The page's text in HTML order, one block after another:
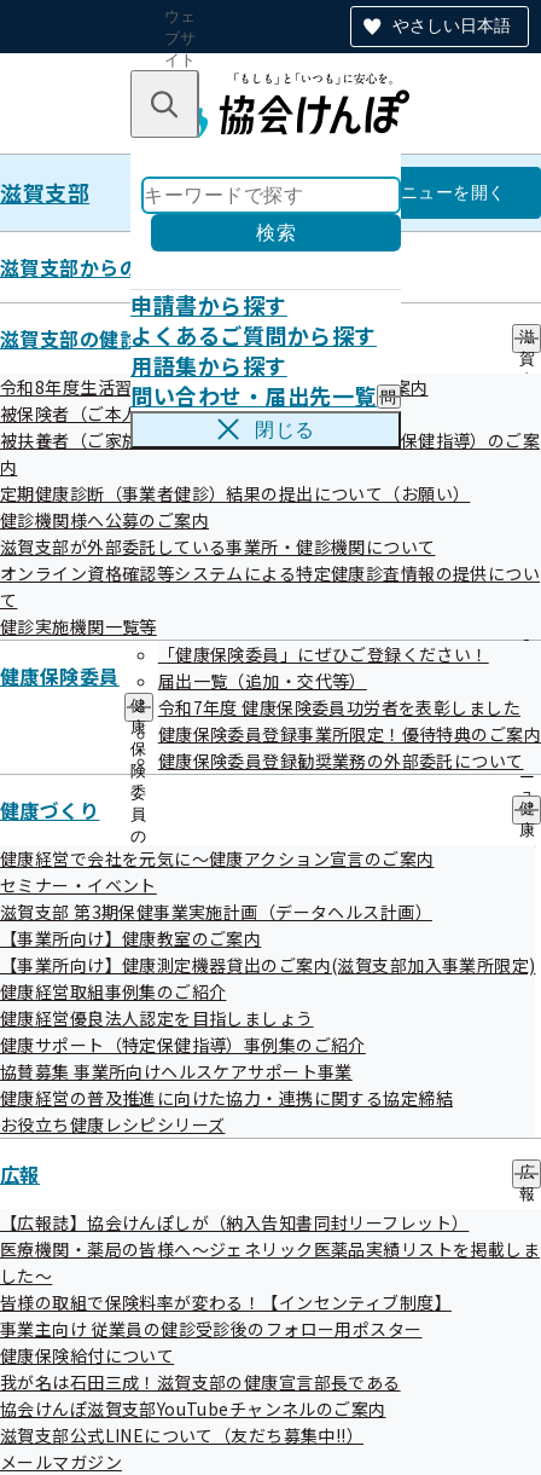
やさしい日本語
ウェ
ブサ
イト
のナ
ン
キーワードで探す
検索
申請書から探す
よくあるご質問から探す
用語集から探す
問い合わせ・届出先一覧 問
い
せ
・
出
先
の
サ
メ
ニ
ュ
ー
閉じる
滋賀支部 滋賀支部
メニューを開く
滋賀支部からのお知らせ
滋賀支部の健診・保健指導のご案内
滋
賀
健
導
案
サ
ブ
ニ
ュ
ー
令和8年度生活習慣病予防健診・特定健康診査のご案内
被保険者（ご本人）様の健診・保健指導のご案内
被扶養者（ご家族）様の健診・健康サポート（特定保健指導）のご案
内
定期健康診断（事業者健診）結果の提出について（お願い）
健診機関様へ公募のご案内
滋賀支部が外部委託している事業所・健診機関について
オンライン資格確認等システムによる特定健康診査情報の提供につい
て
健診実施機関一覧等
健康保険委員
健
康
保
険
委
員
の
サ
ブ
メ
ニ
ュ
ー
「健康保険委員」にぜひご登録ください！
届出一覧（追加・交代等）
令和7年度 健康保険委員功労者を表彰しました
健康保険委員登録事業所限定！優待特典のご案内
健康保険委員登録勧奨業務の外部委託について
健康づくり
健
康
ブ
健康経営で会社を元気に～健康アクション宣言のご案内
セミナー・イベント
滋賀支部 第3期保健事業実施計画（データヘルス計画）
【事業所向け】健康教室のご案内
【事業所向け】健康測定機器貸出のご案内(滋賀支部加入事業所限定)
健康経営取組事例集のご紹介
健康経営優良法人認定を目指しましょう
健康サポート（特定保健指導）事例集のご紹介
協賛募集 事業所向けヘルスケアサポート事業
健康経営の普及推進に向けた協力・連携に関する協定締結
お役立ち健康レシピシリーズ
広報
広
報
ブ
【広報誌】協会けんぽしが（納入告知書同封リーフレット）
医療機関・薬局の皆様へ～ジェネリック医薬品実績リストを掲載しま
した～
皆様の取組で保険料率が変わる！【インセンティブ制度】
事業主向け 従業員の健診受診後のフォロー用ポスター
健康保険給付について
我が名は石田三成！滋賀支部の健康宣言部長である
協会けんぽ滋賀支部YouTubeチャンネルのご案内
滋賀支部公式LINEについて（友だち募集中!!）
メールマガジン
令和8年度生活習慣病予防健診・
特定健康診査のご案内
令和08年06月01日
令和8年度の生活習慣病予防健診と特定健康診査について、
お知らせいたします。
生活習慣病予防健診（被保険者対象）
令和8年3月19日（木）に滋賀支部加入事業所の事業主
へ令和8年度の健診対象者一覧等のご案内を発送しまし
た。
令和8年2月9日（月）より、情報提供サービス（事業主
向けサービス）を利用して、健診対象者一覧をダウン
ロードすることができます。
情報提供サービスについて
生活習慣病予防健診の予約については、直接健診機関
へご連絡をお願いします。
その際、協会けんぽへの連絡は不要です。
令和8年度生活習慣病予防健診パンフレット
特定健康診査（被扶養者対象）